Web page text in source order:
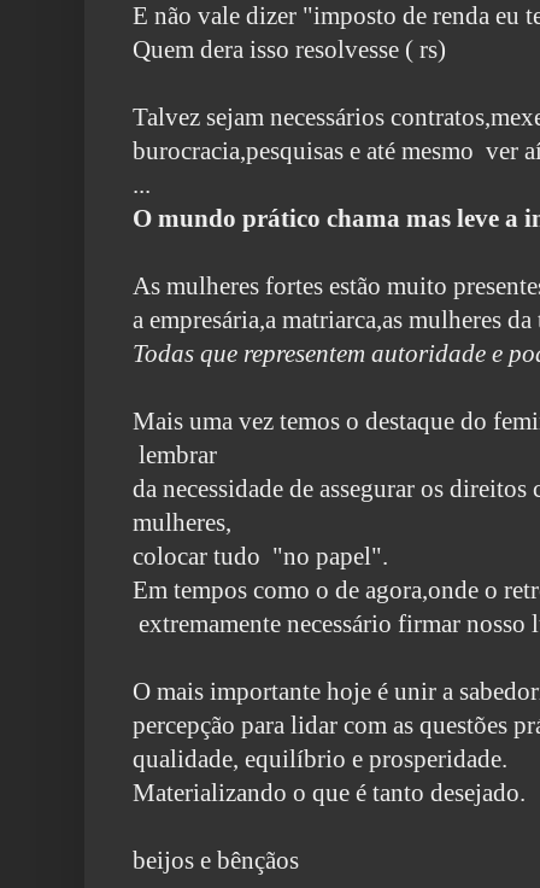
E não vale dizer "imposto de renda eu
Quem dera isso resolvesse ( rs)
Talvez sejam necessários
burocracia,pesquisas e até mesmo ver
...
O mundo prático chama mas leve a
As mulheres fortes estão muito
a empresária,a matriarca,as mulheres
Todas que representem autoridade e
Mais uma vez temos o destaque do
lembrar
da necessidade de assegurar os direitos
mulheres,
colocar tudo "no papel".
Em tempos como o de agora,onde o
extremamente necessário firmar nosso
O mais importante hoje é unir a
percepção para lidar com as questões
qualidade, equilíbrio e prosperidade.
Materializando o que é tanto desejado.
beijos e bênçãos